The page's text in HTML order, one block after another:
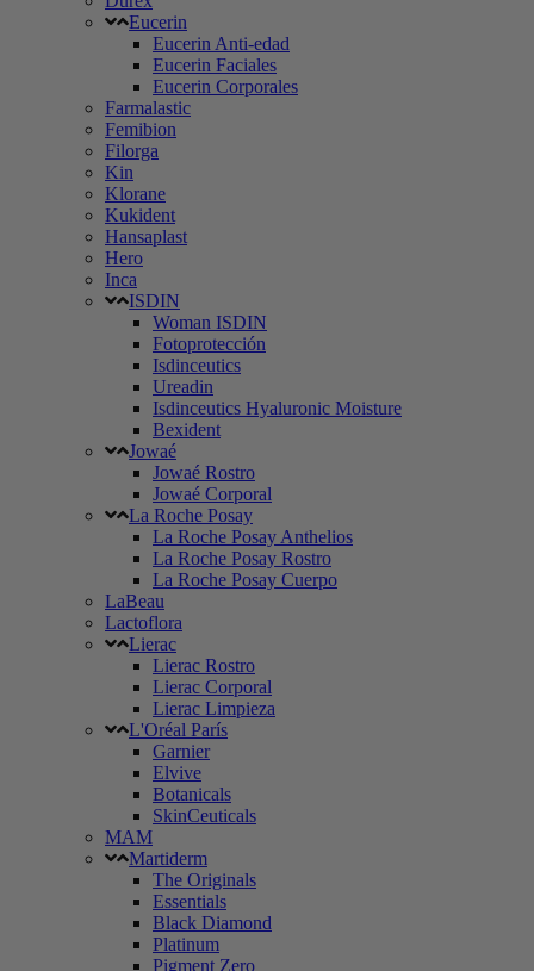
Eucerin
Eucerin Anti-edad
Eucerin Faciales
Eucerin Corporales
Farmalastic
Femibion
Filorga
Kin
Klorane
Kukident
Hansaplast
Hero
Inca
ISDIN
Woman ISDIN
Fotoprotección
Isdinceutics
Ureadin
Isdinceutics Hyaluronic Moisture
Bexident
Jowaé
Jowaé Rostro
Jowaé Corporal
La Roche Posay
La Roche Posay Anthelios
La Roche Posay Rostro
La Roche Posay Cuerpo
LaBeau
Lactoflora
Lierac
Lierac Rostro
Lierac Corporal
Lierac Limpieza
L'Oréal París
Garnier
Elvive
Botanicals
SkinCeuticals
MAM
Martiderm
The Originals
Essentials
Black Diamond
Platinum
Pigment Zero